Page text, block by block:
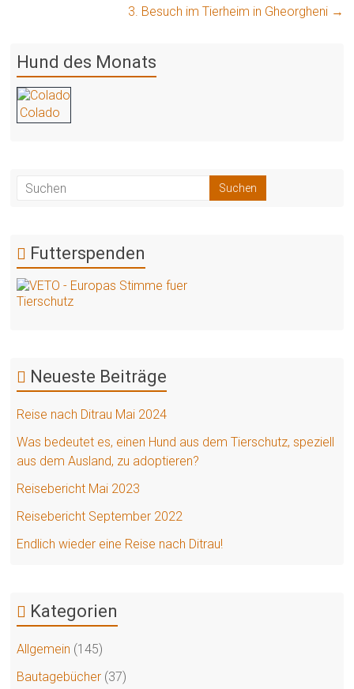
3. Besuch im Tierheim in Gheorgheni →
Hund des Monats
Colado
Futterspenden
Neueste Beiträge
Reise nach Ditrau Mai 2024
Was bedeutet es, einen Hund aus dem Tierschutz, speziell
aus dem Ausland, zu adoptieren?
Reisebericht Mai 2023
Reisebericht September 2022
Endlich wieder eine Reise nach Ditrau!
Kategorien
Allgemein (145)
Bautagebücher (37)